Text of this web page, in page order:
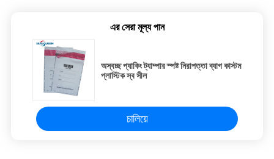
এর সেরা মূল্য পান
অস্বচ্ছ প্যাকিং ট্যাম্পার স্পষ্ট নিরাপত্তা ব্যাগ কাস্টম
প্লাস্টিক স্ব সীল
চালিয়ে